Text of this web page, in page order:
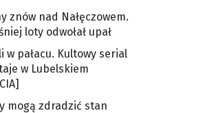
znów nad Nałęczowem.
loty odwołał upał
w pałacu. Kultowy serial
w Lubelskiem
mogą zdradzić stan